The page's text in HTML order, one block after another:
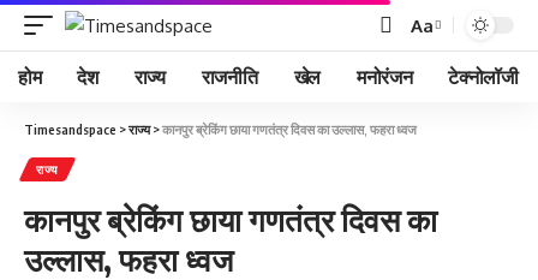
Aa
होम देश राज्य राजनीति खेल मनोरंजन टेक्नोलॉजी
Timesandspace >राज्य>कानपुर ब्रेकिंग छाया गणतंत्र दिवस का उल्लास, फहरा ध्वज
राज्य
कानपुर ब्रेकिंग छाया गणतंत्र दिवस का
उल्लास, फहरा ध्वज